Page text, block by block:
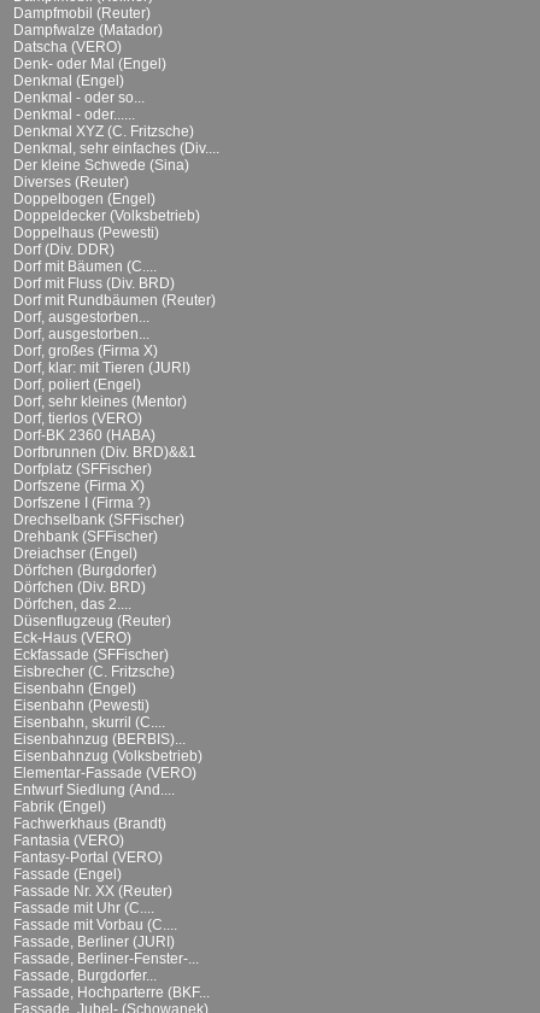
Dampfmobil (Reuter)
Dampfwalze (Matador)
Datscha (VERO)
Denk- oder Mal (Engel)
Denkmal (Engel)
Denkmal - oder so...
Denkmal - oder......
Denkmal XYZ (C. Fritzsche)
Denkmal, sehr einfaches (Div....
Der kleine Schwede (Sina)
Diverses (Reuter)
Doppelbogen (Engel)
Doppeldecker (Volksbetrieb)
Doppelhaus (Pewesti)
Dorf (Div. DDR)
Dorf mit Bäumen (C....
Dorf mit Fluss (Div. BRD)
Dorf mit Rundbäumen (Reuter)
Dorf, ausgestorben...
Dorf, ausgestorben...
Dorf, großes (Firma X)
Dorf, klar: mit Tieren (JURI)
Dorf, poliert (Engel)
Dorf, sehr kleines (Mentor)
Dorf, tierlos (VERO)
Dorf-BK 2360 (HABA)
Dorfbrunnen (Div. BRD)&&1
Dorfplatz (SFFischer)
Dorfszene (Firma X)
Dorfszene I (Firma ?)
Drechselbank (SFFischer)
Drehbank (SFFischer)
Dreiachser (Engel)
Dörfchen (Burgdorfer)
Dörfchen (Div. BRD)
Dörfchen, das 2....
Düsenflugzeug (Reuter)
Eck-Haus (VERO)
Eckfassade (SFFischer)
Eisbrecher (C. Fritzsche)
Eisenbahn (Engel)
Eisenbahn (Pewesti)
Eisenbahn, skurril (C....
Eisenbahnzug (BERBIS)...
Eisenbahnzug (Volksbetrieb)
Elementar-Fassade (VERO)
Entwurf Siedlung (And....
Fabrik (Engel)
Fachwerkhaus (Brandt)
Fantasia (VERO)
Fantasy-Portal (VERO)
Fassade (Engel)
Fassade Nr. XX (Reuter)
Fassade mit Uhr (C....
Fassade mit Vorbau (C....
Fassade, Berliner (JURI)
Fassade, Berliner-Fenster-...
Fassade, Burgdorfer...
Fassade, Hochparterre (BKF...
Fassade, Jubel- (Schowanek)